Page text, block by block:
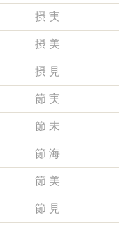
摂 実
摂 美
摂 見
節 実
節 未
節 海
節 美
節 見